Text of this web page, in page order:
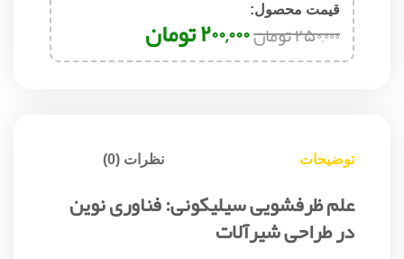
قیمت محصول:​
۲۵۰,۰۰۰تومان۲۰۰,۰۰۰تومان
توضیحات نظرات (0)
علم ظرفشویی سیلیکونی: فناوری نوین
در طراحی شیرآلات